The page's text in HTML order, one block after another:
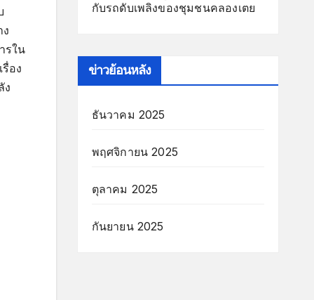
รใน
อง
ง
กับรถดับเพลิงของชุมชนคลองเตย
ข่าวย้อนหลัง
ธันวาคม 2025
พฤศจิกายน 2025
ตุลาคม 2025
กันยายน 2025